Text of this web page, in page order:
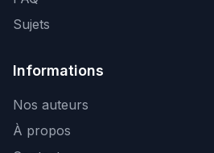
Sujets
Informations
Nos auteurs
À propos